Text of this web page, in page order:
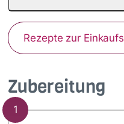
Zubereitung
1
Rezepte zur